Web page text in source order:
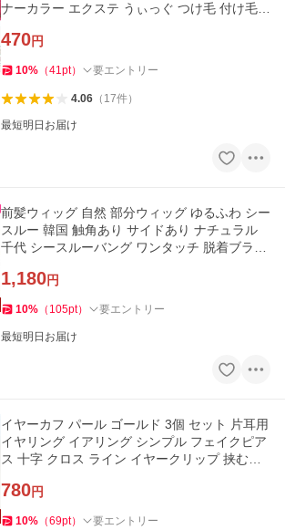
ナーカラー エクステ うぃっぐ つけ毛 付け毛
470円
10% （41pt） 要エントリー
4.06（ 17件）
最短明日お届け
前髪ウィッグ 自然 部分ウィッグ ゆるふわ シー
スルー 韓国 触角あり サイドあり ナチュラル
千代 シースルーバング ワンタッチ 脱着ブラッ
1,180円
10% （ 105pt） 要エントリー
最短明日お届け
イヤーカフ パール ゴールド 3個 セット 片耳用
イヤリング イアリング シンプル フェイクピア
ス 十字 クロス ライン イヤークリップ 挟むだ
780円
10% （69pt） 要エントリー